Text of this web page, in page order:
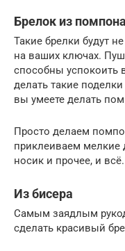
Брелок из помпона
Такие брелки будут
на ваших ключах.
способны успокоить
делать такие
вы умеете делать
Просто делаем
приклеиваем мелкие
носик и прочее, и всё.
Из бисера
Самым заядлым
сделать красивый